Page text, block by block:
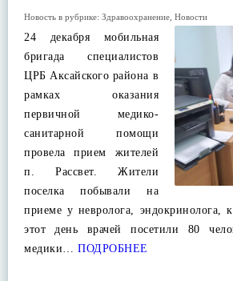
Новость в рубрике: Здравоохранение Новости
24 декабря мобильная
бригада специалистов
ЦРБ Аксайского района в
рамках оказания
первичной медико-
санитарной помощи
провела прием жителей
п. Рассвет. Жители
поселка побывали на
приеме у невролога, эндокринолога,
этот день врачей посетили 80
медики… ПОДРОБНЕЕ